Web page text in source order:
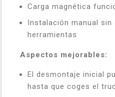
Carga magnética
Instalación manual sin
herramientas
Aspectos mejorables:
El desmontaje inicial
hasta que coges el